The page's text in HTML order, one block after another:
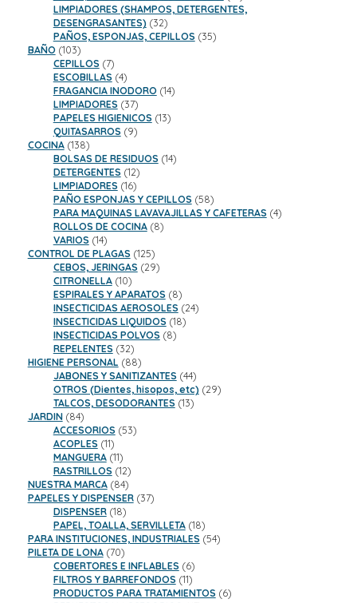
productos
LIMPIADORES (SHAMPOS, DETERGENTES,
DESENGRASANTES) 3232
productos
PAÑOS, ESPONJAS, CEPILLOS 3535
BAÑO 103103
productos
CEPILLOS 77
productos
ESCOBILLAS 44
productos
FRAGANCIA INODORO 1414
LIMPIADORES 3737
productos
PAPELES HIGIENICOS 1313
QUITASARROS 99
COCINA 138138
productos
BOLSAS DE RESIDUOS 1414
DETERGENTES 1212
productos
LIMPIADORES 1616
productos
PAÑO ESPONJAS Y CEPILLOS 5858
productos
PARA MAQUINAS LAVAVAJILLAS Y CAFETERAS 44
ROLLOS DE COCINA 88
VARIOS 1414
productos
CONTROL DE PLAGAS 125125
productos
CEBOS, JERINGAS 2929
CITRONELLA 1010
productos
ESPIRALES Y APARATOS 88
productos
INSECTICIDAS AEROSOLES 2424
INSECTICIDAS LIQUIDOS 1818
INSECTICIDAS POLVOS 88
REPELENTES 3232
productos
HIGIENE PERSONAL 8888
productos
JABONES Y SANITIZANTES 4444
productos
OTROS (Dientes, hisopos, etc) 2929
TALCOS, DESODORANTES 1313
JARDIN 8484
productos
ACCESORIOS 5353
ACOPLES 1111
productos
MANGUERA 1111
productos
RASTRILLOS 1212
productos
NUESTRA MARCA 8484
productos
PAPELES Y DISPENSER 3737
DISPENSER 1818
productos
PAPEL, TOALLA, SERVILLETA 1818
productos
PARA INSTITUCIONES, INDUSTRIALES 5454
PILETA DE LONA 7070
productos
COBERTORES E INFLABLES 66
productos
FILTROS Y BARREFONDOS 1111
productos
PRODUCTOS PARA TRATAMIENTOS 66